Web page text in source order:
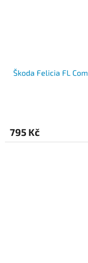
Škoda Felicia FL
795 Kč